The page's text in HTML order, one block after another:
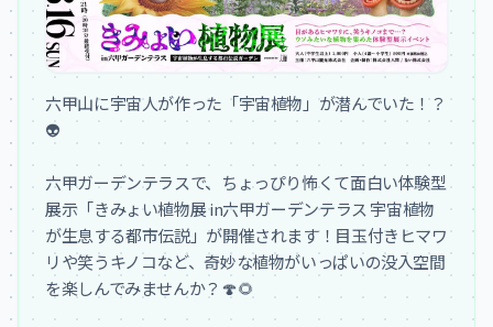
六甲山に宇宙人が作った「宇宙植物」が潜んでいた！？
👽
六甲ガーデンテラスで、ちょっぴり怖くて面白い体験型
展示「きみょい植物展 in六甲ガーデンテラス 宇宙植物
が生息する都市伝説」が開催されます！目玉付きヒマワ
リや笑うキノコなど、奇妙な植物がいっぱいの没入空間
を楽しんでみませんか？🍄🌻